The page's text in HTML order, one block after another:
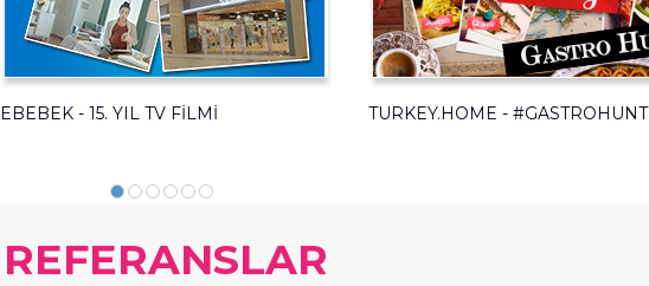
EBEBEK - 15. YIL TV FILMI TURKEY.HOME - #GASTROHUNT
REFERANSLAR